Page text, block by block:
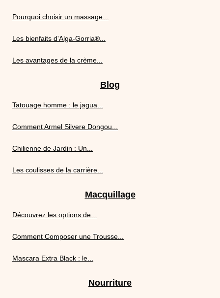
Pourquoi choisir un massage...
Les bienfaits d'Alga-Gorria®...
Les avantages de la crème...
Blog
Tatouage homme : le jagua...
Comment Armel Silvere Dongou...
Chilienne de Jardin : Un...
Les coulisses de la carrière...
Macquillage
Découvrez les options de...
Comment Composer une Trousse...
Mascara Extra Black : le...
Nourriture